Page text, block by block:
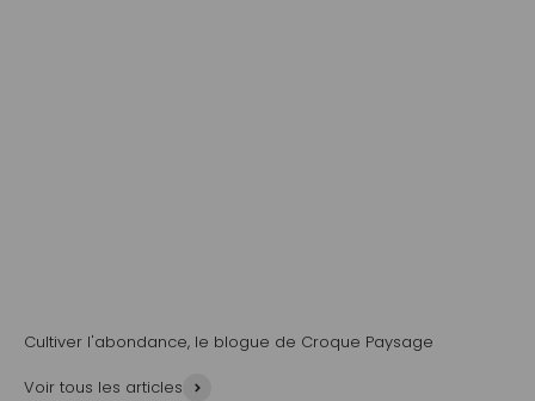
Cultiver l'abondance, le blogue de Croque Paysage
Voir tous les articles